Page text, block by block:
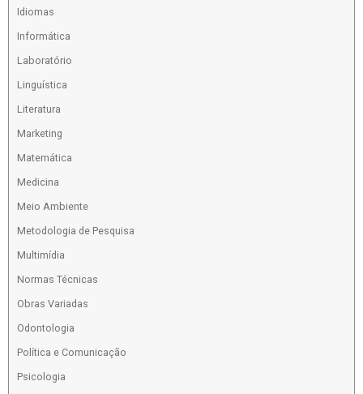
Idiomas
Informática
Laboratório
Linguística
Literatura
Marketing
Matemática
Medicina
Meio Ambiente
Metodologia de Pesquisa
Multimídia
Normas Técnicas
Obras Variadas
Odontologia
Política e Comunicação
Psicologia